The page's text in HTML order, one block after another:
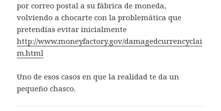
por correo postal a su fábrica de moneda,
volviendo a chocarte con la problemática que
pretendías evitar inicialmente
http://www.moneyfactory.gov/damagedcurrencyclai
m.html
Uno de esos casos en que la realidad te da un
pequeño chasco.